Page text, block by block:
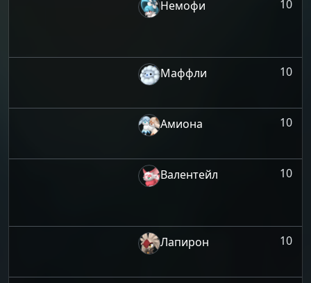
Немофи 10
Маффли 10
Амиона 10
Валентейл 10
Лапирон 10